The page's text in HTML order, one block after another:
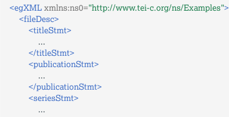
<egXML xmlns:ns0="http://www.tei-c.org/ns/Examples">
<fileDesc>
<titleStmt>
</titleStmt>
<publicationStmt>
</publicationStmt>
<seriesStmt>